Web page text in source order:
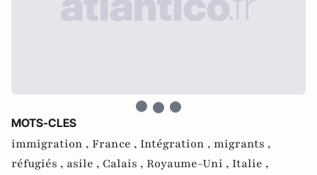
MOTS-CLES
immigration , France , Intégration , migrants ,
réfugiés , asile , Calais , Royaume-Uni , Italie ,